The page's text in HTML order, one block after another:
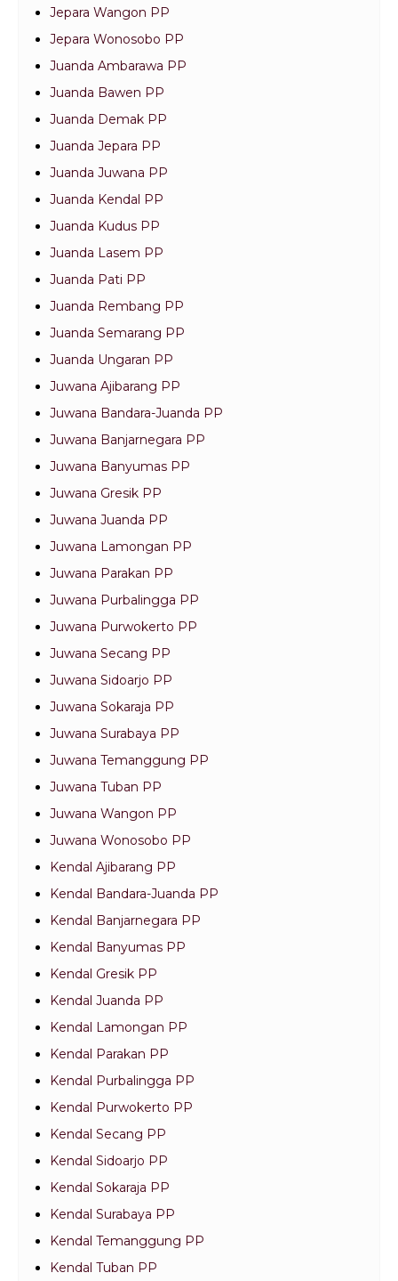
Jepara Wangon PP
Jepara Wonosobo PP
Juanda Ambarawa PP
Juanda Bawen PP
Juanda Demak PP
Juanda Jepara PP
Juanda Juwana PP
Juanda Kendal PP
Juanda Kudus PP
Juanda Lasem PP
Juanda Pati PP
Juanda Rembang PP
Juanda Semarang PP
Juanda Ungaran PP
Juwana Ajibarang PP
Juwana Bandara-Juanda PP
Juwana Banjarnegara PP
Juwana Banyumas PP
Juwana Gresik PP
Juwana Juanda PP
Juwana Lamongan PP
Juwana Parakan PP
Juwana Purbalingga PP
Juwana Purwokerto PP
Juwana Secang PP
Juwana Sidoarjo PP
Juwana Sokaraja PP
Juwana Surabaya PP
Juwana Temanggung PP
Juwana Tuban PP
Juwana Wangon PP
Juwana Wonosobo PP
Kendal Ajibarang PP
Kendal Bandara-Juanda PP
Kendal Banjarnegara PP
Kendal Banyumas PP
Kendal Gresik PP
Kendal Juanda PP
Kendal Lamongan PP
Kendal Parakan PP
Kendal Purbalingga PP
Kendal Purwokerto PP
Kendal Secang PP
Kendal Sidoarjo PP
Kendal Sokaraja PP
Kendal Surabaya PP
Kendal Temanggung PP
Kendal Tuban PP